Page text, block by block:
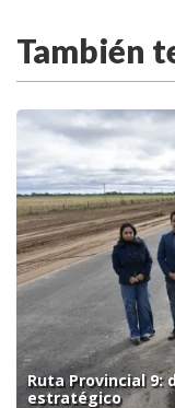
También
Ruta Provincial 9:
estratégico